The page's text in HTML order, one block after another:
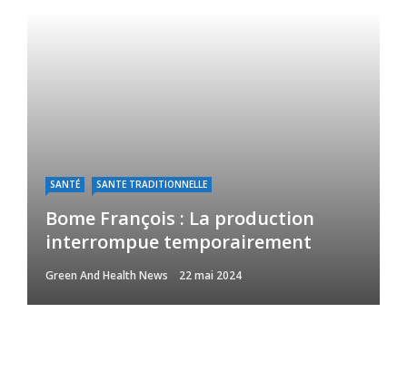
SANTÉ SANTE TRADITIONNELLE
Bome François : La production
interrompue temporairement
Green And Health News 22 mai 2024